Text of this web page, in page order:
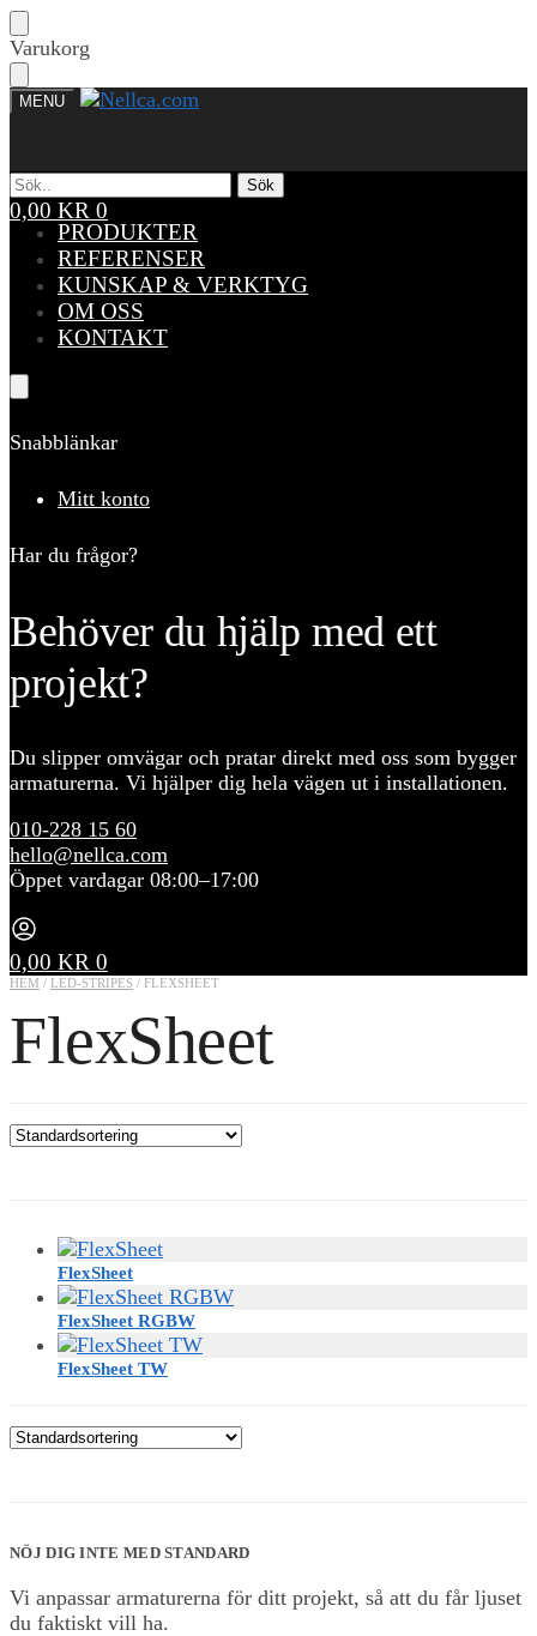
Skip
to
navigation
Skip
to
content
Varukorg
MENU
Sök
efter:
Sök
0,00 KR 0
Sök
efter:
Sök
PRODUKTER
REFERENSER
KUNSKAP & VERKTYG
OM OSS
KONTAKT
Snabblänkar
Mitt konto
Har du frågor?
Behöver du hjälp med ett
projekt?
Du slipper omvägar och pratar direkt med oss som bygger
armaturerna. Vi hjälper dig hela vägen ut i installationen.
010-228 15 60
hello@nellca.com
Öppet vardagar 08:00–17:00
0,00 KR 0
HEM / LED-STRIPES / FLEXSHEET
FlexSheet
FlexSheet
FlexSheet RGBW
FlexSheet TW
NÖJ DIG INTE MED STANDARD
Vi anpassar armaturerna för ditt projekt, så att du får ljuset
du faktiskt vill ha.